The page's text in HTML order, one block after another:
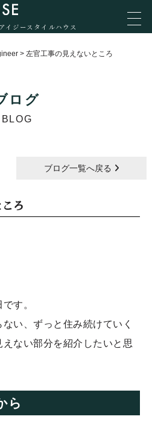
イジースタイルハウス
> 左官工事の見えないところ
ログ
BLOG
ブログ一覧へ戻る
ろ
す。
い、ずっと住み続けていく
ない部分を紹介したいと思
ら